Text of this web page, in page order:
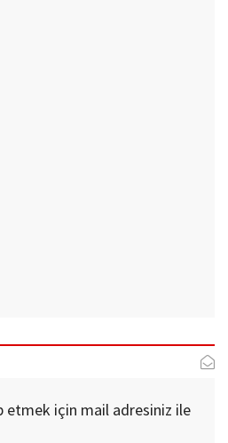
etmek için mail adresiniz ile